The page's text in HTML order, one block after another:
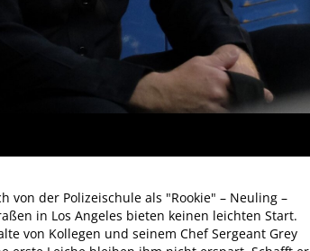
von der Polizeischule als "Rookie" – Neuling –
in Los Angeles bieten keinen leichten Start.
von Kollegen und seinem Chef Sergeant Grey